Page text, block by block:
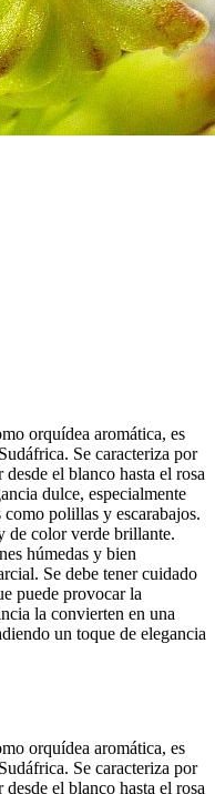
orquídea aromática, es
Se caracteriza por
el blanco hasta el rosa
dulce, especialmente
polillas y escarabajos.
de color verde brillante.
húmedas y bien
Se debe tener cuidado
puede provocar la
la convierten en una
un toque de elegancia
orquídea aromática, es
Se caracteriza por
el blanco hasta el rosa